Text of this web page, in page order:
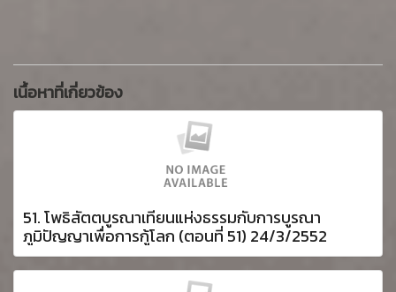
เนื้อหาที่เกี่ยวข้อง
51. โพธิสัตตบูรณาเทียนแห่งธรรมกับการบูรณา
ภูมิปัญญาเพื่อการกู้โลก (ตอนที่ 51) 24/3/2552